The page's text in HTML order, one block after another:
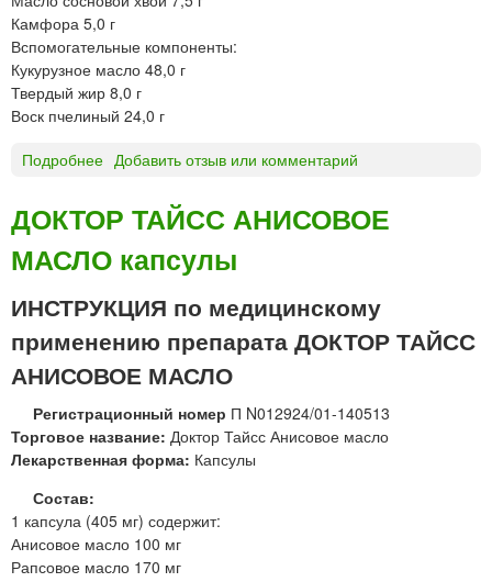
д
л
я
п
р
а
в
н
у
т
р
ь
В
Е
Т
П
Р
Камфора 5,0 г
Вспомогательные компоненты:
Кукурузное масло 48,0 г
Твердый жир 8,0 г
Воск пчелиный 24,0 г
Подробнее
о
к
т
о
р
Т
а
й
с
с
Э
в
л
и
п
Добавить отзыв или комментарий
ДОКТОР ТАЙСС АНИСОВОЕ
МАСЛО капсулы
ИНСТРУКЦИЯ по медицинскому
применению препарата ДОКТОР ТАЙСС
АНИСОВОЕ МАСЛО
Регистрационный номер П N012924/01-140513
Торговое название: Доктор Тайсс Анисовое масло
Лекарственная форма: Капсулы
Состав:
1 капсула (405 мг) содержит:
Анисовое масло 100 мг
Рапсовое масло 170 мг